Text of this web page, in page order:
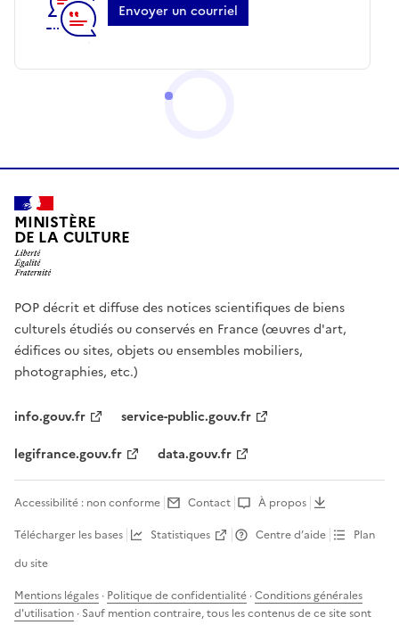
Envoyer un courriel
MINISTÈRE
DE LA CULTURE
POP décrit et diffuse des notices scientifiques de biens
culturels étudiés ou conservés en France (œuvres d'art,
édifices ou sites, objets ou ensembles mobiliers,
photographies, etc.)
info.gouv.fr
service-public.gouv.fr
legifrance.gouv.fr
data.gouv.fr
Accessibilité : non conforme Contact
À propos
Télécharger les bases
Statistiques Centre d’aide
Plan
du site
Mentions légales · Politique de confidentialité ·Conditions générales
d'utilisation · Sauf mention contraire, tous les contenus de ce site sont